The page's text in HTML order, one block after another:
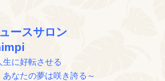
ースサロン
に好転させる
なたの夢は咲き誇る～